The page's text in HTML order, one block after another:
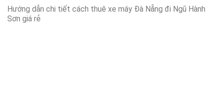
Hướng dẫn chi tiết cách thuê xe máy Đà Nẵng đi Ngũ Hành
Sơn giá rẻ